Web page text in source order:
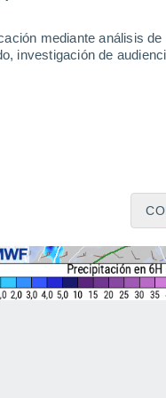
mediante análisis
investigación de